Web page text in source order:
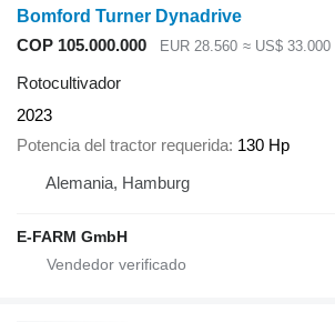
Bomford Turner Dynadrive
COP 105.000.000
EUR 28.560 ≈ US$ 33.000
Rotocultivador
2023
Potencia del tractor requerida 130 Hp
Alemania, Hamburg
E-FARM GmbH